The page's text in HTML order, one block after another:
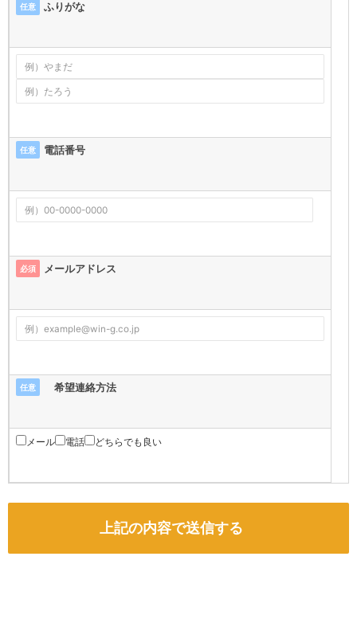
任意 ふりがな
任意 電話番号
必須 メールアドレス
任意 希望連絡方法
メール 電話 どちらでも良い